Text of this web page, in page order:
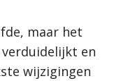
maar het
en
wijzigingen